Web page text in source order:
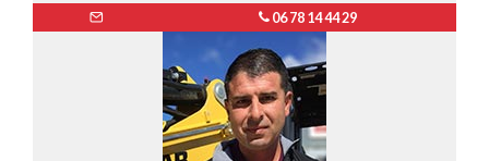
06 78 14 44 29